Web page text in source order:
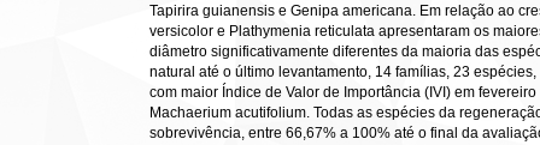
Tapirira guianensis e Genipa americana. Em relação ao
versicolor e Plathymenia reticulata apresentaram os
diâmetro significativamente diferentes da maioria das
natural até o último levantamento, 14 famílias, 23
com maior Índice de Valor de Importância (IVI) em
Machaerium acutifolium. Todas as espécies da
sobrevivência, entre 66,67% a 100% até o final da